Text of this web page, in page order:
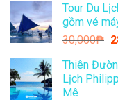
Tour Du
gồm vé
30,000₱
Thiên
Lịch
Mê